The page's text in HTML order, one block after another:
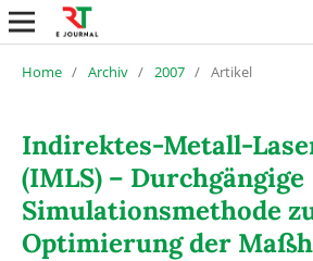
Home / Archiv / 2007 / Artikel
Indirektes-Metall-
(IMLS) – Durchgängige
Simulationsmethode
Optimierung der